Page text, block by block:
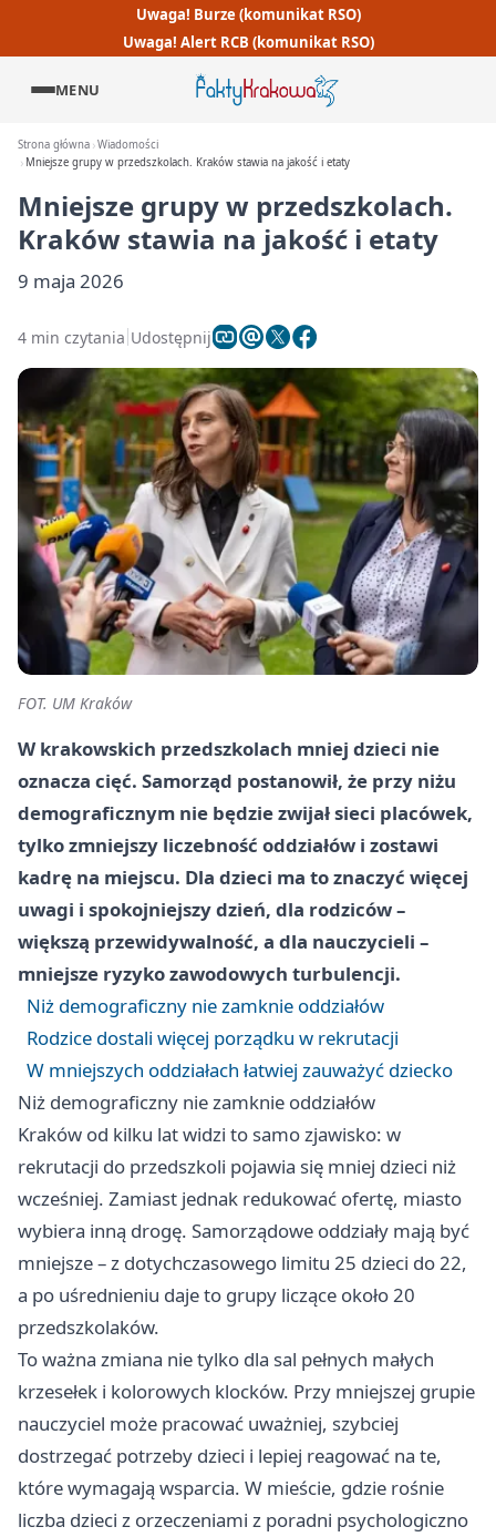
Uwaga! Burze (komunikat RSO)
Uwaga! Alert RCB (komunikat RSO)
MENU
Strona główna Wiadomości
Mniejsze grupy w przedszkolach. Kraków stawia na jakość i etaty
Mniejsze grupy w przedszkolach.
Kraków stawia na jakość i etaty
9 maja 2026
4 min czytania Udostępnij
FOT. UM Kraków
W krakowskich przedszkolach mniej dzieci nie
oznacza cięć. Samorząd postanowił, że przy niżu
demograficznym nie będzie zwijał sieci placówek,
tylko zmniejszy liczebność oddziałów i zostawi
kadrę na miejscu. Dla dzieci ma to znaczyć więcej
uwagi i spokojniejszy dzień, dla rodziców –
większą przewidywalność, a dla nauczycieli –
mniejsze ryzyko zawodowych turbulencji.
Niż demograficzny nie zamknie oddziałów
Rodzice dostali więcej porządku w rekrutacji
W mniejszych oddziałach łatwiej zauważyć dziecko
Niż demograficzny nie zamknie oddziałów
Kraków od kilku lat widzi to samo zjawisko: w
rekrutacji do przedszkoli pojawia się mniej dzieci niż
wcześniej. Zamiast jednak redukować ofertę, miasto
wybiera inną drogę. Samorządowe oddziały mają być
mniejsze – z dotychczasowego limitu 25 dzieci do 22,
a po uśrednieniu daje to grupy liczące około 20
przedszkolaków.
To ważna zmiana nie tylko dla sal pełnych małych
krzesełek i kolorowych klocków. Przy mniejszej grupie
nauczyciel może pracować uważniej, szybciej
dostrzegać potrzeby dzieci i lepiej reagować na te,
które wymagają wsparcia. W mieście, gdzie rośnie
liczba dzieci z orzeczeniami z poradni psychologiczno